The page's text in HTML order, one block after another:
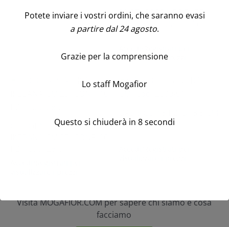
(Cod. 2600-01)
20 PZ. COPPA FIRENZE
14X11 (Cod. 2209-01)
visualizzare i prezzi
CIOTOLA PLASTICA
Visita MOGAFIOR.COM per sapere chi siamo e cosa
facciamo
Potete inviare i vostri ordini, che saranno evasi
a partire dal 24 agosto.
Grazie per la comprensione
Lo staff Mogafior
Questo si chiuderà in 7secondi